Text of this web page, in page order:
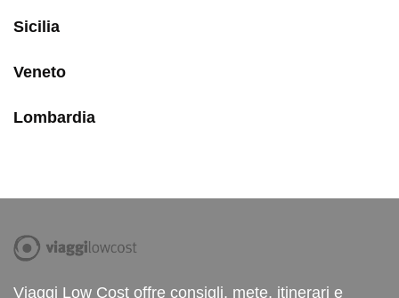
Sicilia
Veneto
Lombardia
Viaggi Low Cost offre consigli, mete, itinerari e